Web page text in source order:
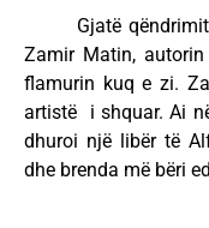
Gjatë qëndrimit
Zamir Matin,
flamurin kuq e zi.
artistë i shquar. Ai
dhuroi një libër të
dhe brenda më bëri